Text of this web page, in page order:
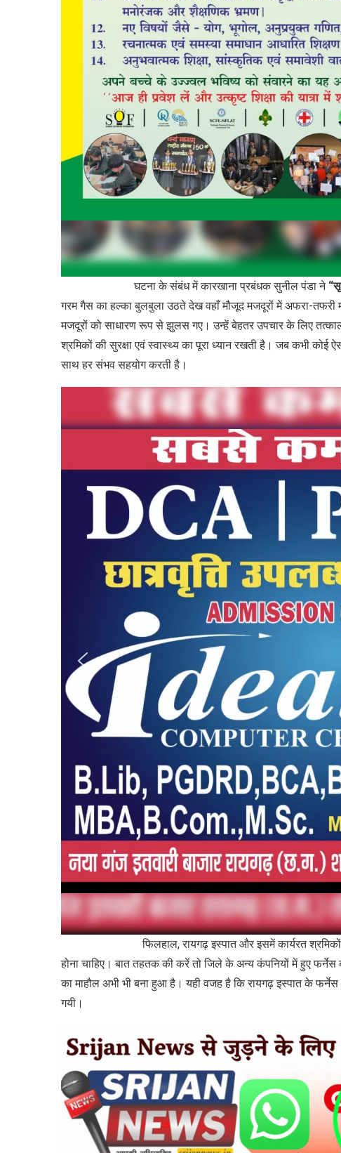
घटना के संबंध में कारखाना प्रबंधक सुनील पंडा ने
गरम गैस का हल्का बुलबुला उठते देख वहाँ मौजूद मजदूरों में अफरा-
मजदूरों को साधारण रूप से झुलस गए। उन्हें बेहतर उपचार के लिए
श्रमिकों की सुरक्षा एवं स्वास्थ्य का पूरा ध्यान रखती है। जब कभी कोई
साथ हर संभव सहयोग करती है।
फिलहाल, रायगढ़ इस्पात और इसमें कार्यरत श्रमिकों के लिए
होना चाहिए। बात तहतक की करें तो जिले के अन्य कंपनियों में हुए
का माहौल अभी भी बना हुआ है। यही वजह है कि रायगढ़ इस्पात के
गयी।